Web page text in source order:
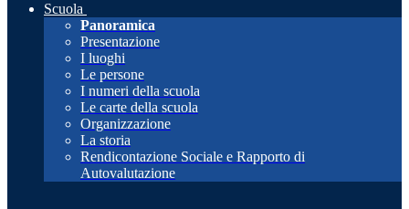
Scuola
Panoramica
Presentazione
I luoghi
Le persone
I numeri della scuola
Le carte della scuola
Organizzazione
La storia
Rendicontazione Sociale e Rapporto di
Autovalutazione